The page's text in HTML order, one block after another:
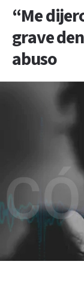
“Me
grave
abuso